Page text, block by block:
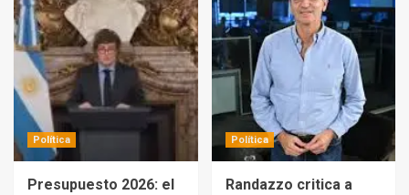
Política
Presupuesto 2026: el
Política
Randazzo critica a